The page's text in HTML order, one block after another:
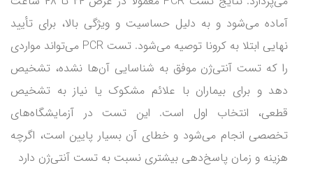
آماده می‌شود و به دلیل حساسیت و ویژگی بالا، برای تأیید
نهایی ابتلا به کرونا توصیه می‌شود. تست PCR می‌تواند مواردی
را که تست آنتی‌ژن موفق به شناسایی آن‌ها نشده، تشخیص
دهد و برای بیماران با علائم مشکوک یا نیاز به تشخیص
قطعی، انتخاب اول است. این تست در آزمایشگاه‌های
تخصصی انجام می‌شود و خطای آن بسیار پایین است، اگرچه
هزینه و زمان پاسخ‌دهی بیشتری نسبت به تست آنتی‌ژن دارد